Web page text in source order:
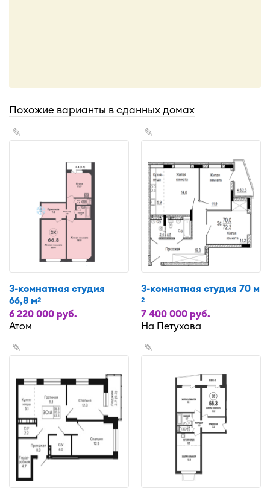
Похожие варианты в сданных домах
✎
3-комнатная студия
66,8 м2
6 220 000 руб.
Атом
✎
3-комнатная студия 70 м
2
7 400 000 руб.
На Петухова
✎ ✎